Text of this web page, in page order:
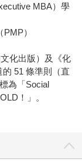
MBA）學
）
化出版）及《化
51 條準則（直
為「Social
！」。